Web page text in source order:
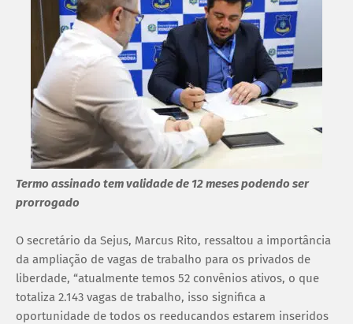
Termo assinado tem validade de 12 meses podendo ser
prorrogado
O secretário da Sejus, Marcus Rito, ressaltou a importância
da ampliação de vagas de trabalho para os privados de
liberdade, “atualmente temos 52 convênios ativos, o que
totaliza 2.143 vagas de trabalho, isso significa a
oportunidade de todos os reeducandos estarem inseridos